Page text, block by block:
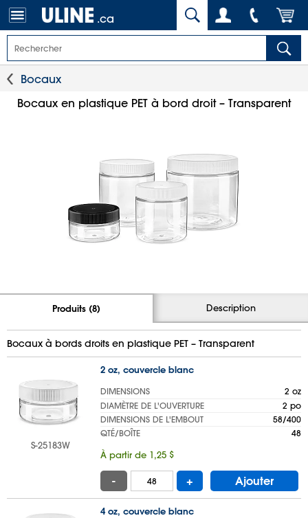
.ca
Bocaux
Bocaux en plastique PET à bord droit – Transparent
Produits (8) Description
Bocaux à bords droits en plastique PET – Transparent
S-25183W
2 oz, couvercle blanc
DIMENSIONS
2 oz
DIAMÈTRE DE L'OUVERTURE
2 po
DIMENSIONS DE L'EMBOUT
58/400
QTÉ/BOÎTE
48
À partir de 1,25 $
- + Ajouter
4 oz, couvercle blanc